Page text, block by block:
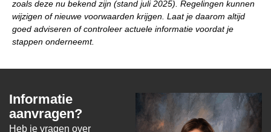
zoals deze nu bekend zijn (stand juli 2025). Regelingen kunnen
wijzigen of nieuwe voorwaarden krijgen. Laat je daarom altijd
goed adviseren of controleer actuele informatie voordat je
stappen onderneemt.
Informatie
aanvragen?
Heb je vragen over